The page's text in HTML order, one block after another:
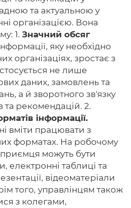
та актуальною у
організацією. Вона
1. Значний обсяг
яку необхідно
організаціях, зростає з
не лише
даних, замовлень та
а й зворотного зв'язку
та рекомендацій. 2.
інформації.
вміти працювати з
форматах. На робочому
можуть бути
електронні таблиці та
відеоматеріали
того, управлінцям також
з колегами,
Вхiд